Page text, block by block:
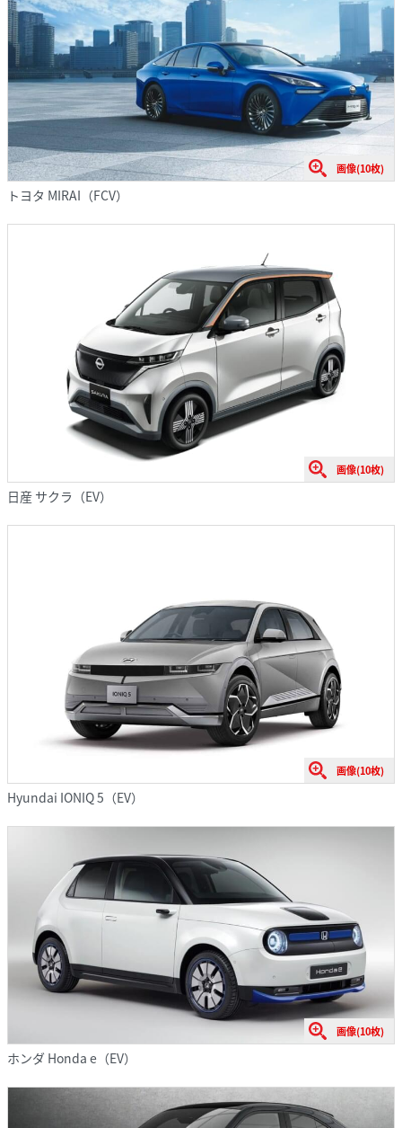
画像(10枚)
トヨタ MIRAI（FCV）
画像(10枚)
日産 サクラ（EV）
画像(10枚)
Hyundai IONIQ 5（EV）
画像(10枚)
ホンダ Honda e（EV）